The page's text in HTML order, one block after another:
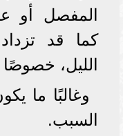
المفصل أو
كما قد
الليل،
وغالبًا ما
السبب.